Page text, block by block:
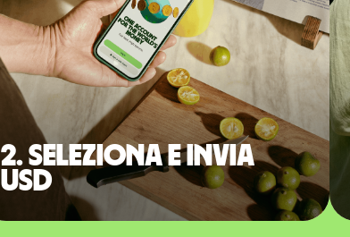
2. Seleziona e invia
USD